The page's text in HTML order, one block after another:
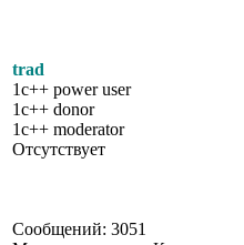
trad
1c++ power user
1c++ donor
1c++ moderator
Отсутствует
Сообщений: 3051